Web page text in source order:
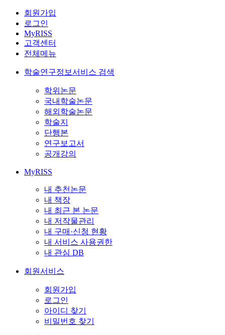
회원가입
로그인
MyRISS
고객센터
전체메뉴
학술연구정보서비스 검색
학위논문
국내학술논문
해외학술논문
학술지
단행본
연구보고서
공개강의
MyRISS
내 추천논문
내 책장
내 최근 본 논문
내 저작물관리
내 구매·신청 현황
내 서비스 사용권한
내 관심 DB
회원서비스
회원가입
로그인
아이디 찾기
비밀번호 찾기